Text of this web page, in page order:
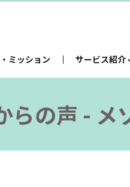
ミッション サービス紹介
らの声 - メ